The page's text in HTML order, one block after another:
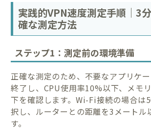
実践的VPN速度測定手順｜3
確な測定方法
ステップ1：測定前の環境準備
正確な測定のため、不要なアプリケ
終了し、CPU使用率10%以下、メモ
下を確認します。Wi-Fi接続の場合は
択し、ルーターとの距離を3メートル
す。